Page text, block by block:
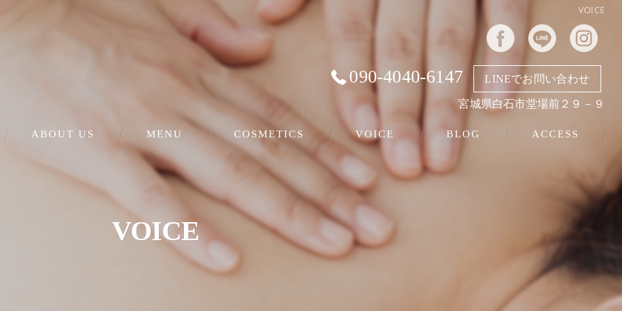
VOICE
090-4040-6147 LINEでお問い合わせ
宮城県白石市堂場前２９－９
ABOUT US MENU
肌再生美顔（シミ・毛穴）
ダイエット・妊活
セルフホワイトニング
COSMETICS VOICE BLOG ACCESS
VOICE